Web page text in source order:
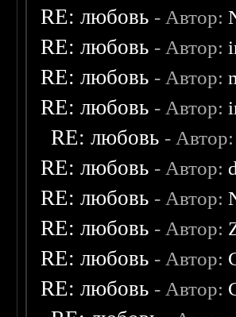
RE: любовь - Автор:
RE: любовь - Автор:
RE: любовь - Автор:
RE: любовь - Автор:
RE: любовь - Автор:
RE: любовь - Автор:
RE: любовь - Автор:
RE: любовь - Автор:
RE: любовь - Автор:
RE: любовь - Автор: